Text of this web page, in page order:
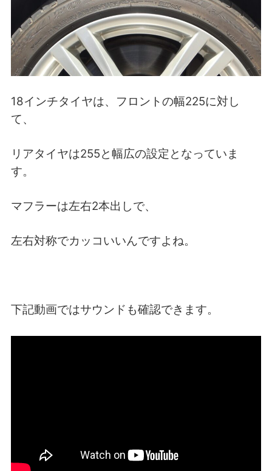
18インチタイヤは、フロントの幅225に対し
て、
リアタイヤは255と幅広の設定となっていま
す。
マフラーは左右2本出しで、
左右対称でカッコいいんですよね。
下記動画ではサウンドも確認できます。